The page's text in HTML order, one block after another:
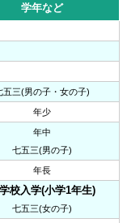
学年など
五三(男の子・女の子)
年少
年中
七五三(男の子)
年長
校入学(小学1年生)
七五三(女の子)